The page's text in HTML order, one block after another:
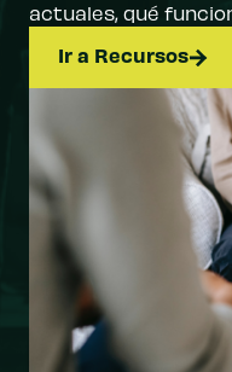
actuales, qué
Ir a Recursos